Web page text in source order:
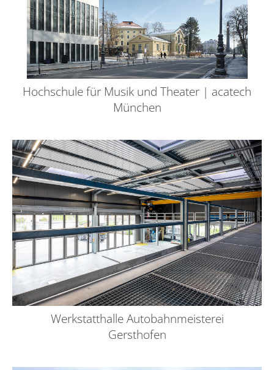
Hochschule für Musik und Theater | acatech
München
Werkstatthalle Autobahnmeisterei
Gersthofen